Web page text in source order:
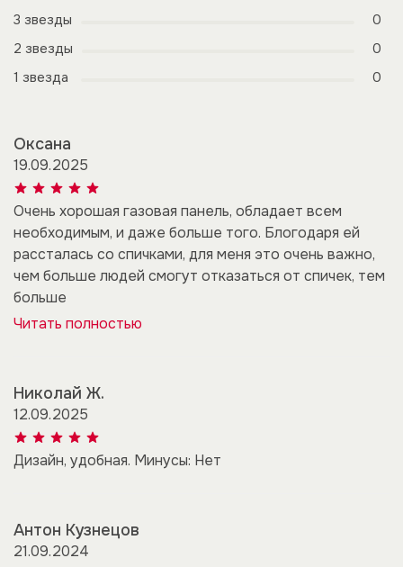
Оксана
19.09.2025
Очень хорошая газовая панель, обладает всем
необходимым, и даже больше того. Блогодаря ей
рассталась со спичками, для меня это очень важно,
чем больше людей смогут отказаться от спичек, тем
больше
Читать полностью
Николай Ж.
12.09.2025
Дизайн, удобная. Минусы: Нет
Антон Кузнецов
21.09.2024
3 звезды
0
2 звезды
0
1 звезда
0